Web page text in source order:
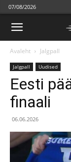
07/08/2026
Avaleht Jalgpall
Jalgpall Uudised
Eesti
finaali
06.06.2026